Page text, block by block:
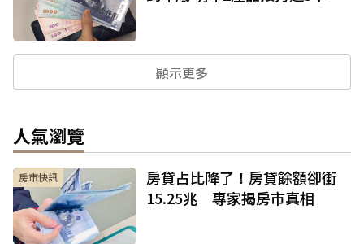
顯示更多
人氣瀏覽
房市快訊
房貸占比降了！房貸餘額卻衝
15.25兆 專家揭房市真相